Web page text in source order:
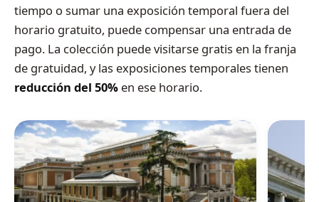
tiempo o sumar una exposición temporal fuera del
horario gratuito, puede compensar una entrada de
pago. La colección puede visitarse gratis en la franja
de gratuidad, y las exposiciones temporales tienen
reducción del 50% en ese horario.